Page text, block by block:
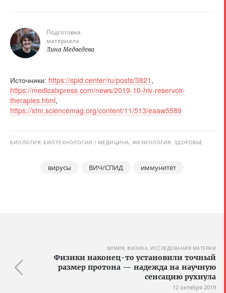
Подготовка
материала
Лина Медведева
Источники: https://spid.center/ru/posts/3821 ,
https://medicalxpress.com/news/2019-10-hiv-reservoir-
therapies.html,
https://stm.sciencemag.org/content/11/513/eaaw5589
БИОЛОГИЯ, БИОТЕХНОЛОГИИ МЕДИЦИНА, ФИЗИОЛОГИЯ, ЗДОРОВЬЕ
вирусы ВИЧ/СПИД иммунитет
ХИМИЯ, ФИЗИКА, ИССЛЕДОВАНИЯ МАТЕРИИ
Физики наконец-то установили точный
размер протона — надежда на научную
сенсацию рухнула
12 октября 2019